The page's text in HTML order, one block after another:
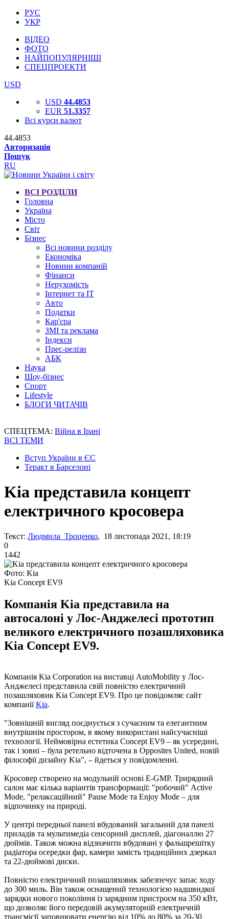
РУС
УКР
ВІДЕО
ФОТО
НАЙПОПУЛЯРНІШІ
СПЕЦПРОЕКТИ
USD
USD 44.4853
EUR 51.3357
Всі курси валют
44.4853
Авторизація
Пошук
RU
ВСІ РОЗДІЛИ
Головна
Україна
Місто
Світ
Бізнес
Всі новини розділу
Економіка
Новини компаній
Фінанси
Нерухомість
Інтернет та IT
Авто
Податки
Кар'єра
ЗМІ та реклама
Індекси
Прес-релізи
АБК
Наука
Шоу-бізнес
Спорт
Lifestyle
БЛОГИ ЧИТАЧІВ
СПЕЦТЕМА: Війна в Ірані
ВСІ ТЕМИ
Вступ України в ЄС
Теракт в Барселоні
Kia представила концепт
електричного кросовера
Текст: Людмила Троценко, 18 листопада 2021, 18:19
0
1442
Фото: Kia
Kia Concept EV9
Компанія Kia представила на
автосалоні у Лос-Анджелесі прототип
великого електричного позашляховика
Kia Concept EV9.
Компанія Kia Corporation на виставці AutoMobility у Лос-
Анджелесі представила свій повністю електричний
позашляховик Kia Concept EV9. Про це повідомляє сайт
компаніїKia.
"Зовнішній вигляд поєднується з сучасним та елегантним
внутрішнім простором, в якому використані найсучасніші
технології. Неймовірна естетика Concept EV9 – як усередині,
так і зовні – була ретельно відточена в Opposites United, новій
філософії дизайну Kia", – йдеться у повідомленні.
Кросовер створено на модульній основі E-GMP. Трирядний
салон має кілька варіантів трансформації: "робочий" Active
Mode, "релаксаційний" Pause Mode та Enjoy Mode – для
відпочинку на природі.
У центрі передньої панелі вбудований загальний для панелі
приладів та мультимедіа сенсорний дисплей, діагоналлю 27
дюймів. Також можна відзначити вбудовані у фальшрешітку
радіатора осередки фар, камери замість традиційних дзеркал
та 22-дюймові диски.
Повністю електричний позашляховик забезпечує запас ходу
до 300 миль. Він також оснащений технологією надшвидкої
зарядки нового покоління із зарядним пристроєм на 350 кВт,
що дозволяє його передовій акумуляторній електричній
трансмісії заповнювати енергію від 10% до 80% за 20-30